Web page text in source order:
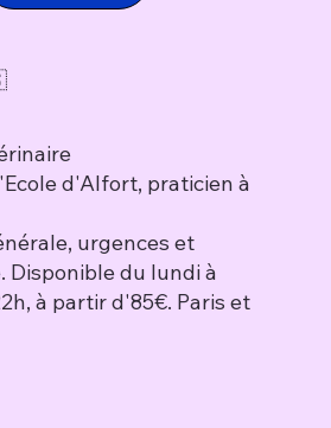
d'Alfort, praticien à
urgences et
Disponible du lundi à
à partir d'85€. Paris et